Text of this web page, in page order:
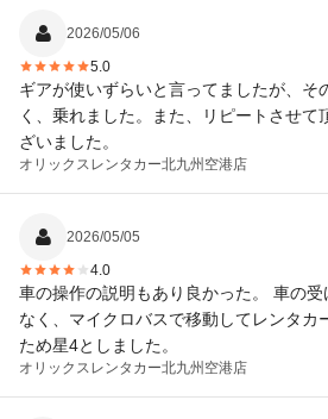
2026/05/06
5.0
ギアが使いずらいと言ってましたが、そ
く、乗れました。また、リピートさせて
ざいました。
オリックスレンタカー北九州空港店
2026/05/05
4.0
車の操作の説明もあり良かった。 車の
なく、マイクロバスで移動してレンタカ
ため星4としました。
オリックスレンタカー北九州空港店